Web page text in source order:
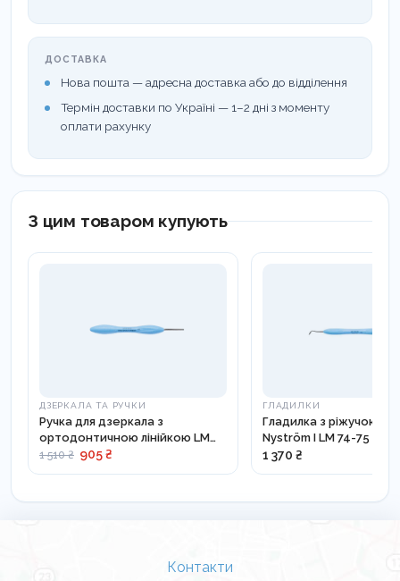
ДОСТАВКА
Нова пошта — адресна доставка або до відділення
Термін доставки по Україні — 1–2 дні з моменту
оплати рахунку
З цим товаром купують
ДЗЕРКАЛА ТА РУЧКИ
Ручка для дзеркала з
ортодонтичною лінійкою LM
25-26 ES
1 510 ₴ 905 ₴
ГЛАДИЛКИ
Гладилка з ріжучою
Nyström I LM 74-75 XSI
1 370 ₴
Контакти